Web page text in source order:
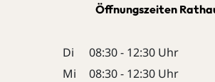
Öffnungszeiten
Di
08:30 - 12:30 Uhr
Mi
08:30 - 12:30 Uhr